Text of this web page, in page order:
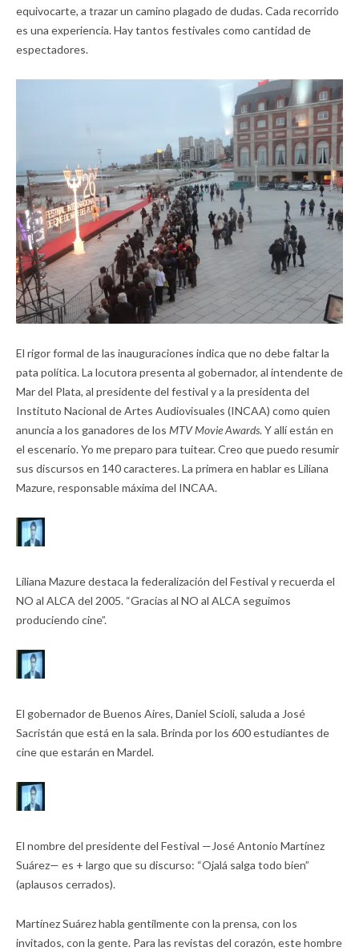
equivocarte, a trazar un camino plagado de dudas. Cada recorrido
es una experiencia. Hay tantos festivales como cantidad de
espectadores.
El rigor formal de las inauguraciones indica que no debe faltar la
pata política. La locutora presenta al gobernador, al intendente de
Mar del Plata, al presidente del festival y a la presidenta del
Instituto Nacional de Artes Audiovisuales (INCAA) como quien
anuncia a los ganadores de los MTV Movie Awards. Y allí están en
el escenario. Yo me preparo para tuitear. Creo que puedo resumir
sus discursos en 140 caracteres. La primera en hablar es Liliana
Mazure, responsable máxima del INCAA.
Liliana Mazure destaca la federalización del Festival y recuerda el
NO al ALCA del 2005. “Gracias al NO al ALCA seguimos
produciendo cine”.
El gobernador de Buenos Aires, Daniel Scioli, saluda a José
Sacristán que está en la sala. Brinda por los 600 estudiantes de
cine que estarán en Mardel.
El nombre del presidente del Festival —José Antonio Martínez
Suárez— es + largo que su discurso: “Ojalá salga todo bien”
(aplausos cerrados).
Martínez Suárez habla gentilmente con la prensa, con los
invitados, con la gente. Para las revistas del corazón, este hombre